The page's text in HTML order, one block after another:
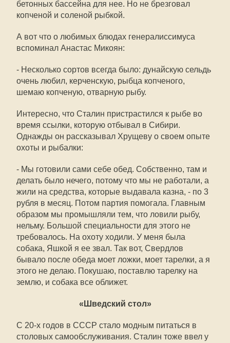
бетонных бассейна для нее. Но не брезговал
копченой и соленой рыбкой.
А вот что о любимых блюдах генералиссимуса
вспоминал Анастас Микоян:
- Несколько сортов всегда было: дунайскую сельдь
очень любил, керченскую, рыбца копченого,
шемаю копченую, отварную рыбу.
Интересно, что Сталин пристрастился к рыбе во
время ссылки, которую отбывал в Cибири.
Однажды он рассказывал Хрущеву о своем опыте
охоты и рыбалки:
- Мы готовили сами себе обед. Собственно, там и
делать было нечего, потому что мы не работали, а
жили на средства, которые выдавала казна, - по 3
рубля в месяц. Потом партия помогала. Главным
образом мы промышляли тем, что ловили рыбу,
нельму. Большой специальности для этого не
требовалось. На охоту ходили. У меня была
собака, Яшкой я ее звал. Так вот, Свердлов
бывало после обеда моет ложки, моет тарелки, а я
этого не делаю. Покушаю, поставлю тарелку на
землю, и собака все оближет.
«Шведский стол»
С 20-х годов в СССР стало модным питаться в
столовых самообслуживания. Сталин тоже ввел у